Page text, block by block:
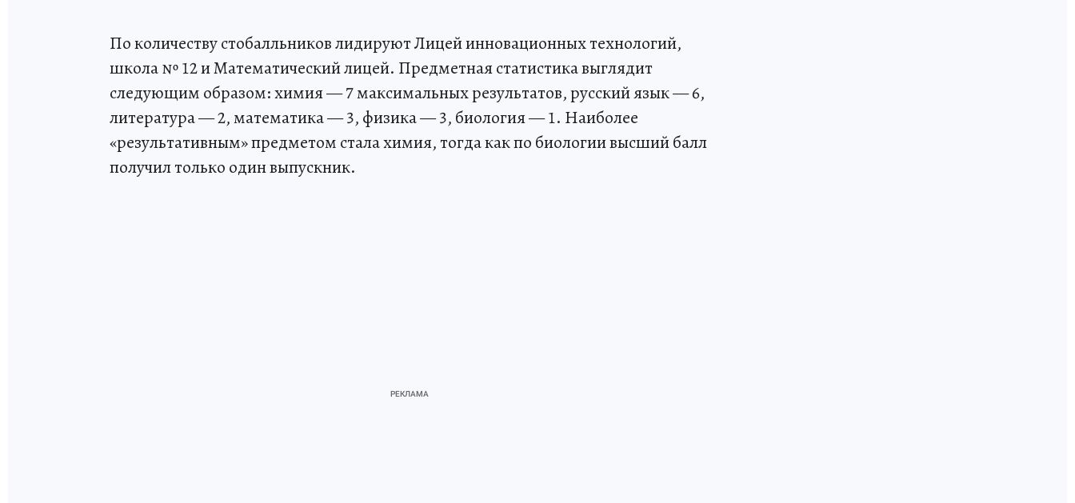
По количеству стобалльников лидируют Лицей инновационных технологий,
школа № 12 и Математический лицей. Предметная статистика выглядит
следующим образом: химия — 7 максимальных результатов, русский язык — 6,
литература — 2, математика — 3, физика — 3, биология — 1. Наиболее
«результативным» предметом стала химия, тогда как по биологии высший балл
получил только один выпускник.